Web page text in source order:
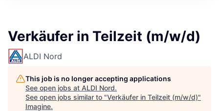
Verkäufer in Teilzeit (m/w/d)
ALDI Nord
This job is no longer accepting applications
See open jobs at ALDI Nord.
See open jobs similar to "Verkäufer in Teilzeit (m/w/d)"
Imagine.